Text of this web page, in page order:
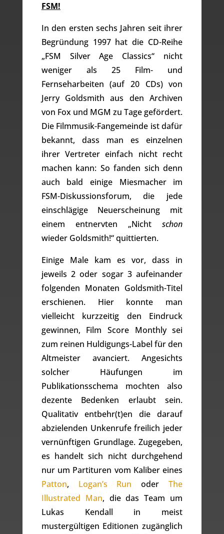
FSM!
In den ersten sechs Jahren seit ihrer
Begründung 1997 hat die CD-Reihe
„FSM Silver Age Classics“ nicht
weniger als 25 Film- und
Fernseharbeiten (auf 20 CDs) von
Jerry Goldsmith aus den Archiven
von Fox und MGM zu Tage gefördert.
Die Filmmusik-Fangemeinde ist dafür
bekannt, dass man es einzelnen
ihrer Vertreter einfach nicht recht
machen kann: So fanden sich denn
auch bald einige Miesmacher im
FSM-Diskussionsforum, die jede
einschlägige Neuerscheinung mit
einem entnervten „Nichtschon
wieder Goldsmith!“ quittierten.
Einige Male kam es vor, dass in
jeweils 2 oder sogar 3 aufeinander
folgenden Monaten Goldsmith-Titel
erschienen. Hier konnte man
vielleicht kurzzeitig den Eindruck
gewinnen, Film Score Monthly sei
zum reinen Huldigungs-Label für den
Altmeister avanciert. Angesichts
solcher Häufungen im
Publikationsschema mochten also
dezente Bedenken erlaubt sein.
Qualitativ entbehr(t)en die darauf
abzielenden Unkenrufe freilich jeder
vernünftigen Grundlage. Zugegeben,
es handelt sich nicht durchgehend
nur um Partituren vom Kaliber eines
Patton, Logan’s Run oderThe
Illustrated Man, die das Team um
Lukas Kendall in meist
mustergültigen Editionen zugänglich